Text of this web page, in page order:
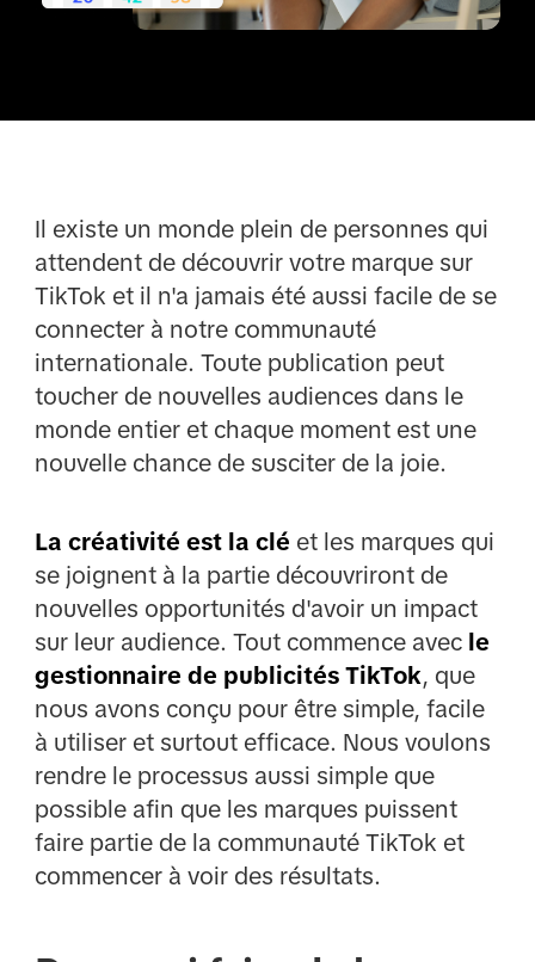
Il existe un monde plein de personnes qui
attendent de découvrir votre marque sur
TikTok et il n'a jamais été aussi facile de se
connecter à notre communauté
internationale. Toute publication peut
toucher de nouvelles audiences dans le
monde entier et chaque moment est une
nouvelle chance de susciter de la joie.
La créativité est la clé et les marques qui
se joignent à la partie découvriront de
nouvelles opportunités d'avoir un impact
sur leur audience. Tout commence avec le
gestionnaire de publicités TikTok, que
nous avons conçu pour être simple, facile
à utiliser et surtout efficace. Nous voulons
rendre le processus aussi simple que
possible afin que les marques puissent
faire partie de la communauté TikTok et
commencer à voir des résultats.